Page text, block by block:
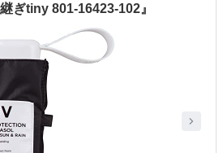
ぎtiny 801-16423-102』